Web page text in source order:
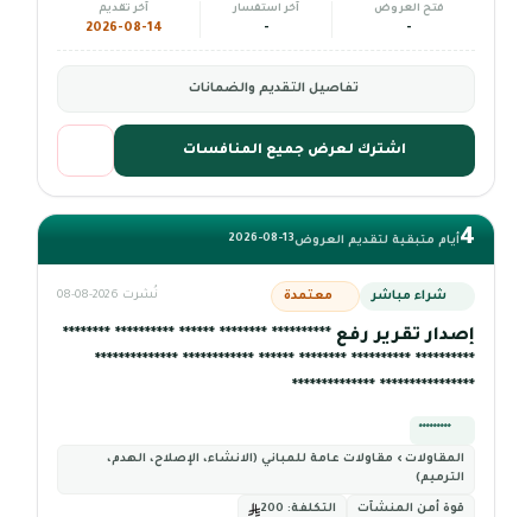
فتح العروض
-
آخر استفسار
-
آخر تقديم
2026-08-14
تفاصيل التقديم والضمانات
اشترك لعرض جميع المنافسات
4أيام متبقية لتقديم العروض2026-08-13
شراء مباشر معتمدة نُشرت 2026-08-08
إصدار تقرير رفع ********** ******** ****** ********** ********
********** ********** ******** ****** ************ **************
**************** **************
*********
المقاولات › مقاولات عامة للمباني (الانشاء، الإصلاح، الهدم،
الترميم)
قوة أمن المنشآت التكلفة: